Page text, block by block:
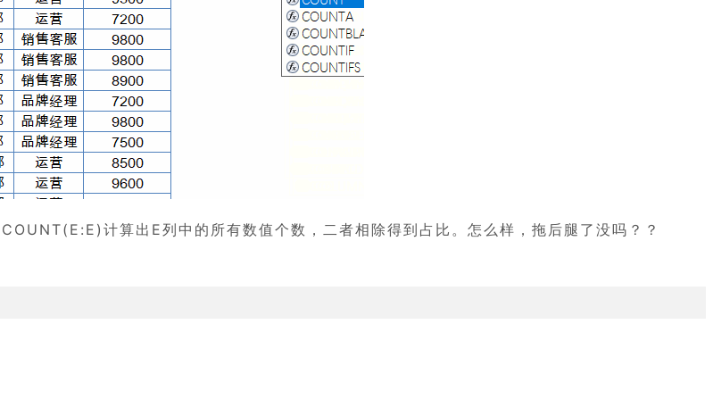
COUNT(E:E) 计算出E列中的所有数值个数，二者相除得到占比。怎么样，拖后腿了没吗？？